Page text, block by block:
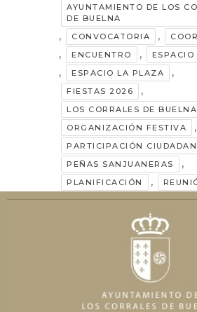
AYUNTAMIENTO DE LOS
DE BUELNA
, CONVOCATORIA ,
, ENCUENTRO , ESPACIO
, ESPACIO LA PLAZA ,
FIESTAS 2026 ,
LOS CORRALES DE BUELNA
ORGANIZACIÓN FESTIVA ,
PARTICIPACIÓN
PEÑAS SANJUANERAS ,
PLANIFICACIÓN ,